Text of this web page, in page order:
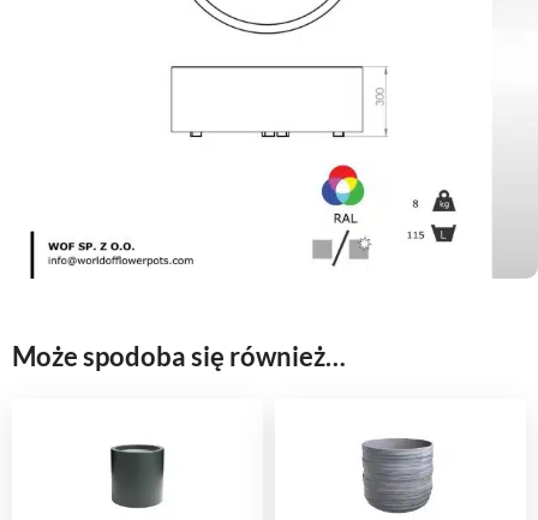
Może spodoba się również…